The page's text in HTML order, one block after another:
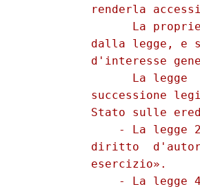
renderla
La
dalla legge, e
d'interesse
La legge
successione
Stato sulle
- La legge
diritto
          esercizio».
- La legge